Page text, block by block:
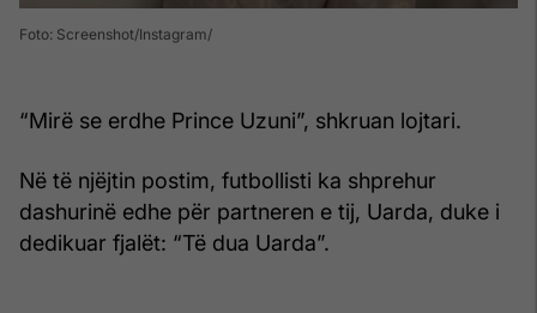
Foto: Screenshot/Instagram
“Mirë se erdhe Prince Uzuni”, shkruan lojtari.
Në të njëjtin postim, futbollisti ka shprehur
dashurinë edhe për partneren e tij, Uarda, duke i
dedikuar fjalët: “Të dua Uarda”.